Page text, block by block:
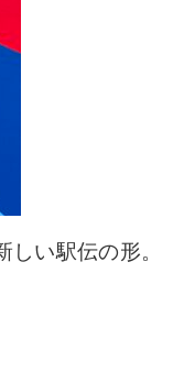
い駅伝の形。